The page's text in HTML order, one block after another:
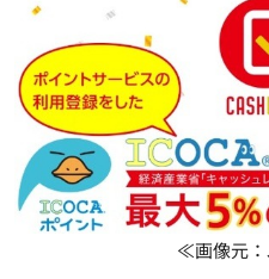
≪画像元